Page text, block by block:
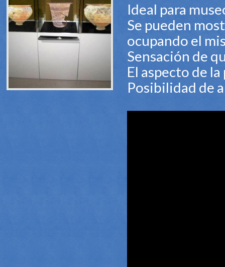
Ideal para
Se pueden
ocupando el
Sensación de
El aspecto de la
Posibilidad de